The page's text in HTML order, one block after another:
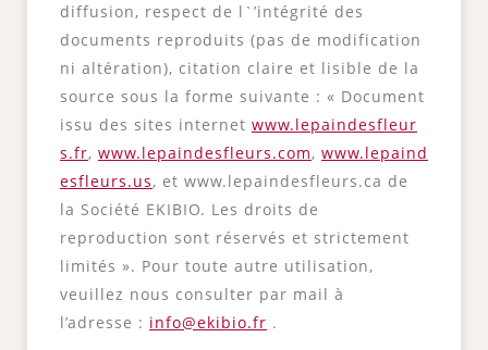
diffusion, respect de l`’intégrité des
documents reproduits (pas de modification
ni altération), citation claire et lisible de la
source sous la forme suivante : « Document
issu des sites internet www.lepaindesfleur
s.fr, www.lepaindesfleurs.com, www.lepaind
esfleurs.us, et www.lepaindesfleurs.ca de
la Société EKIBIO. Les droits de
reproduction sont réservés et strictement
limités ». Pour toute autre utilisation,
veuillez nous consulter par mail à
l’adresse : info@ekibio.fr .